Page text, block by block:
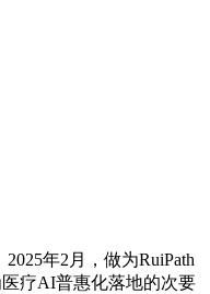
年2月，做为RuiPath
疗AI普惠化落地的次要